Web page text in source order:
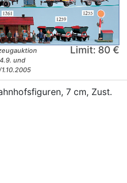
und
Limit: 80 €
7 cm, Zust.